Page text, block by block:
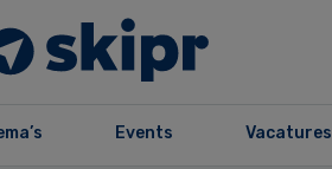
Events Vacatures